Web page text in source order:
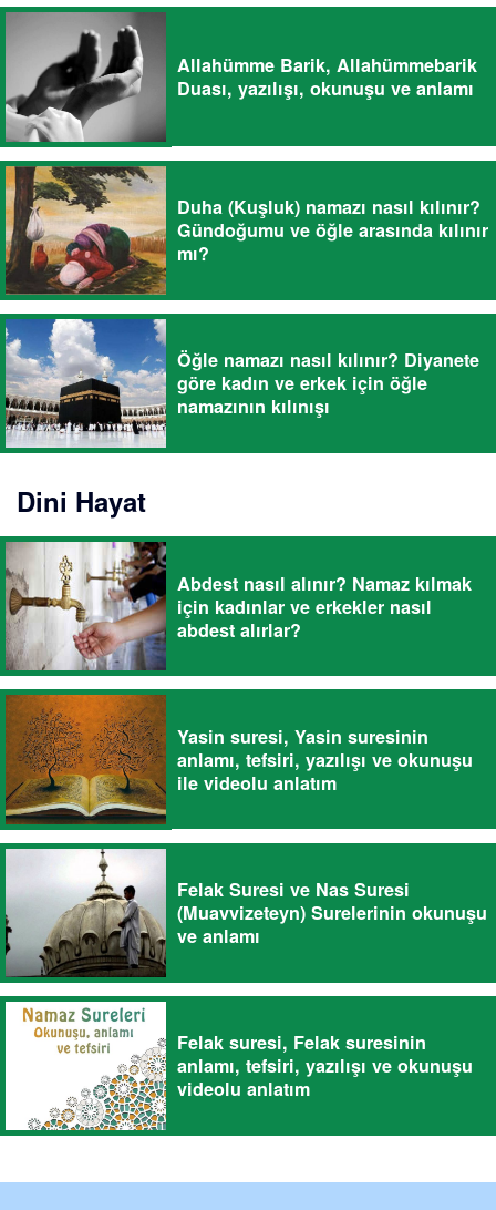
Allahümme Barik, Allahümmebarik
Duası, yazılışı, okunuşu ve anlamı
Duha (Kuşluk) namazı nasıl kılınır?
Gündoğumu ve öğle arasında kılınır
mı?
Öğle namazı nasıl kılınır? Diyanete
göre kadın ve erkek için öğle
namazının kılınışı
Dini Hayat
Abdest nasıl alınır? Namaz kılmak
için kadınlar ve erkekler nasıl
abdest alırlar?
Yasin suresi, Yasin suresinin
anlamı, tefsiri, yazılışı ve okunuşu
ile videolu anlatım
Felak Suresi ve Nas Suresi
(Muavvizeteyn) Surelerinin okunuşu
ve anlamı
Felak suresi, Felak suresinin
anlamı, tefsiri, yazılışı ve okunuşu
videolu anlatım